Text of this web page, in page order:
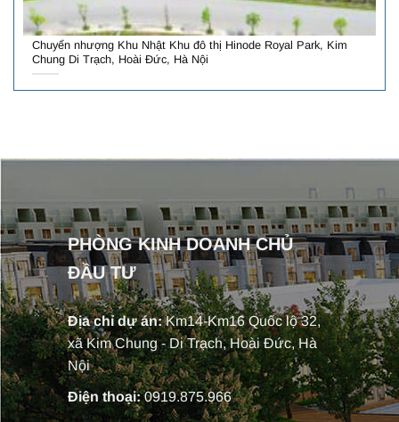
Chuyển nhượng Khu Nhật Khu đô thị Hinode Royal Park, Kim
Chung Di Trạch, Hoài Đức, Hà Nội
PHÒNG KINH DOANH CHỦ
ĐẦU TƯ
Địa chỉ dự án:Km14-Km16 Quốc lộ 32,
xã Kim Chung - Di Trạch, Hoài Đức, Hà
Nội
Điện thoại:0919.875.966